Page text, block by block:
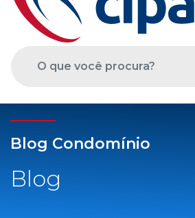
Blog Condomínio
Blog